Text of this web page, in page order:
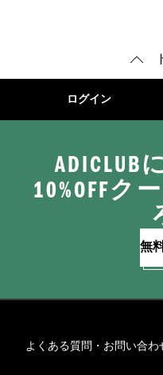
ログイン
ADICLUB
10%OFFク
無
よくある質問・お問い合わ